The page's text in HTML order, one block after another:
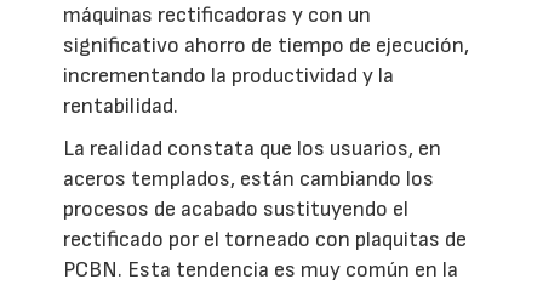
máquinas rectificadoras y con un
significativo ahorro de tiempo de ejecución,
incrementando la productividad y la
rentabilidad.
La realidad constata que los usuarios, en
aceros templados, están cambiando los
procesos de acabado sustituyendo el
rectificado por el torneado con plaquitas de
PCBN. Esta tendencia es muy común en la